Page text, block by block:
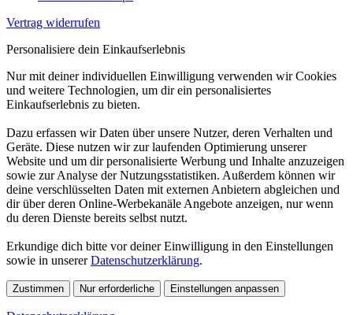
Vertrag widerrufen
Personalisiere dein Einkaufserlebnis
Nur mit deiner individuellen Einwilligung verwenden wir Cookies
und weitere Technologien, um dir ein personalisiertes
Einkaufserlebnis zu bieten.
Dazu erfassen wir Daten über unsere Nutzer, deren Verhalten und
Geräte. Diese nutzen wir zur laufenden Optimierung unserer
Website und um dir personalisierte Werbung und Inhalte anzuzeigen
sowie zur Analyse der Nutzungsstatistiken. Außerdem können wir
deine verschlüsselten Daten mit externen Anbietern abgleichen und
dir über deren Online-Werbekanäle Angebote anzeigen, nur wenn
du deren Dienste bereits selbst nutzt.
Erkundige dich bitte vor deiner Einwilligung in den Einstellungen
sowie in unsererDatenschutzerklärung.
Zustimmen Nur erforderliche Einstellungen anpassen